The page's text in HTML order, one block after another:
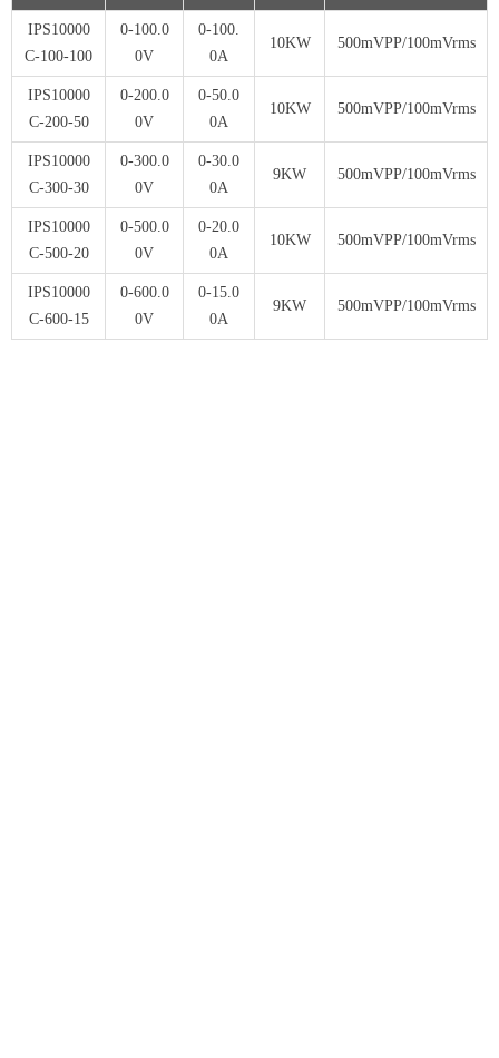
IPS10000
C-100-100
0-100.0
0V
0-100.
0A
10KW 500mVPP/100mVrms
IPS10000
C-200-50
0-200.0
0V
0-50.0
0A
10KW 500mVPP/100mVrms
IPS10000
C-300-30
0-300.0
0V
0-30.0
0A
9KW 500mVPP/100mVrms
IPS10000
C-500-20
0-500.0
0V
0-20.0
0A
10KW 500mVPP/100mVrms
IPS10000
C-600-15
0-600.0
0V
0-15.0
0A
9KW 500mVPP/100mVrms